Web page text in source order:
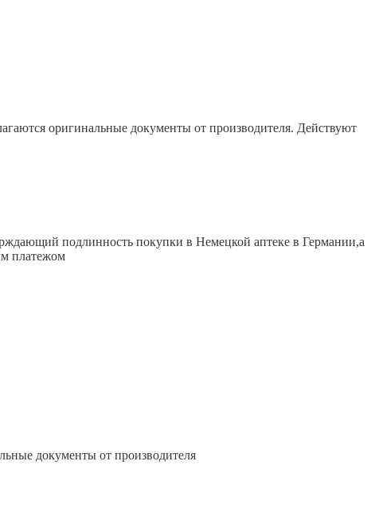
оригинальные документы от производителя. Действуют
подлинность покупки в Немецкой аптеке в Германии,а
платежом
документы от производителя